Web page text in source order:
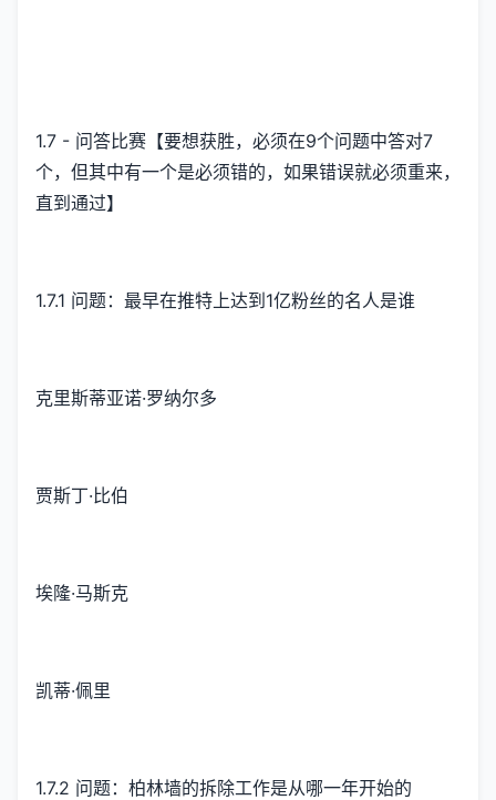
1.7 - 问答比赛【要想获胜，必须在9个问题中答对7
个，但其中有一个是必须错的，如果错误就必须重来，
直到通过】
1.7.1 问题：最早在推特上达到1亿粉丝的名人是谁
克里斯蒂亚诺·罗纳尔多
贾斯丁·比伯
埃隆·马斯克
凯蒂·佩里
1.7.2 问题：柏林墙的拆除工作是从哪一年开始的